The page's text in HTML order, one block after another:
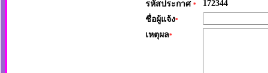
รหัสประกาศ *
172344
ชื่อผู้แจ้ง*
เหตุผล*